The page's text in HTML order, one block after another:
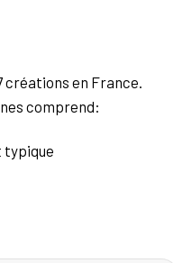
créations en France.
comprend:
typique